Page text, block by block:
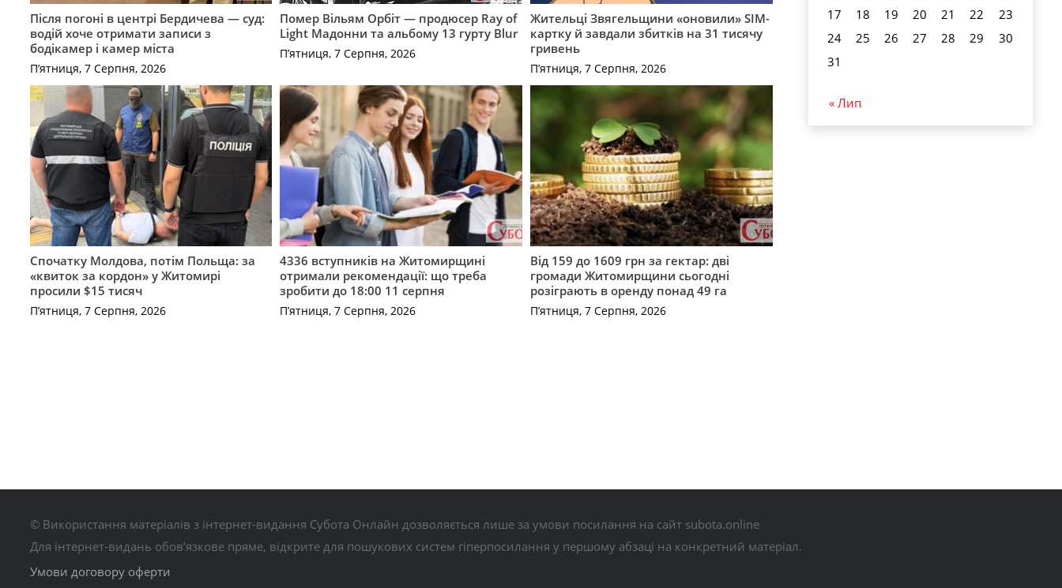
Після погоні в центрі Бердичева — суд:
водій хоче отримати записи з
бодікамер і камер міста
П’ятниця, 7 Серпня, 2026
Помер Вільям Орбіт — продюсер Ray of
Light Мадонни та альбому 13 гурту Blur
П’ятниця, 7 Серпня, 2026
Жительці Звягельщини «оновили» SIM-
картку й завдали збитків на 31 тисячу
гривень
П’ятниця, 7 Серпня, 2026
Спочатку Молдова, потім Польща: за
«квиток за кордон» у Житомирі
просили $15 тисяч
П’ятниця, 7 Серпня, 2026
4336 вступників на Житомирщині
отримали рекомендації: що треба
зробити до 18:00 11 серпня
П’ятниця, 7 Серпня, 2026
Від 159 до 1609 грн за гектар: дві
громади Житомирщини сьогодні
розіграють в оренду понад 49 га
П’ятниця, 7 Серпня, 2026
17
18 19 20 21 22
23
24
25 26 27 28 29
30
31
« Лип
© Використання матеріалів з інтернет-видання Субота Онлайн дозволяється лише за умови посилання на сайт subota.online
Для інтернет-видань обов’язкове пряме, відкрите для пошукових систем гіперпосилання у першому абзаці на конкретний матеріал.
Умови договору оферти